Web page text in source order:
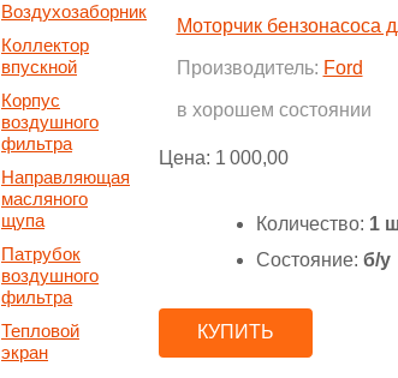
Воздухозаборник
Коллектор
впускной
Корпус
воздушного
фильтра
Направляющая
масляного
щупа
Патрубок
воздушного
фильтра
Тепловой
экран
Моторчик бензонасоса
Производитель: Ford
в хорошем состоянии
Цена: 1 000,00
Количество: 1
Состояние: б/у
КУПИТЬ